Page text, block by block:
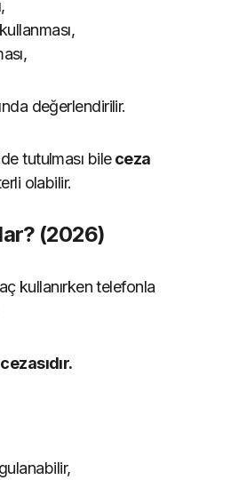
değerlendirilir.
tutulması bileceza
olabilir.
(2026)
kullanırken telefonla